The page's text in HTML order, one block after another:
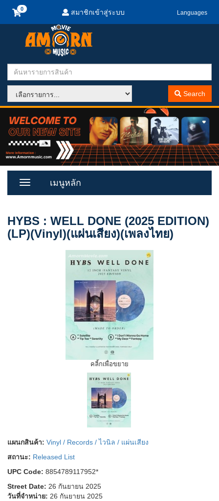
สมาชิกเข้าสู่ระบบ Languages
Search
Toggle
เมนูหลัก
HYBS : WELL DONE (2025 EDITION)
(LP)(Vinyl)(แผ่นเสียง)(เพลงไทย)
คลิ้กเพื่อขยาย
แผนกสินค้า: Vinyl / Records / ไวนิล / แผ่นเสียง
สถานะ: Released List
UPC Code: 8854789117952*
Street Date: 26 กันยายน 2025
วันที่จำหน่าย: 26 กันยายน 2025